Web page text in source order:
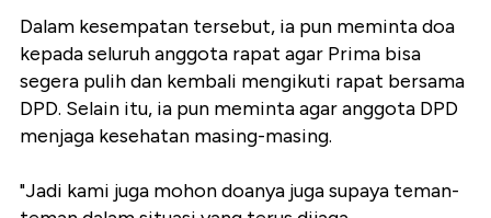
Dalam kesempatan tersebut, ia pun meminta doa
kepada seluruh anggota rapat agar Prima bisa
segera pulih dan kembali mengikuti rapat bersama
DPD. Selain itu, ia pun meminta agar anggota DPD
menjaga kesehatan masing-masing.
"Jadi kami juga mohon doanya juga supaya teman-